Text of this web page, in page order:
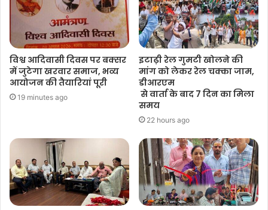
विश्व आदिवासी दिवस पर बक्सर
में जुटेगा खरवार समाज, भव्य
आयोजन की तैयारियां पूरी
19 minutes ago
इटाढ़ी रेल गुमटी खोलने की
मांग को लेकर रेल चक्का जाम,
डीआरएम
से वार्ता के बाद 7 दिन का मिला
समय
22 hours ago